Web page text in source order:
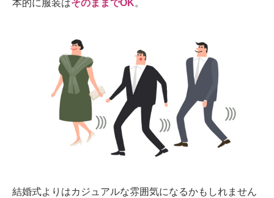
本的に服装はそのままでOK。
結婚式よりはカジュアルな雰囲気になるかもしれません